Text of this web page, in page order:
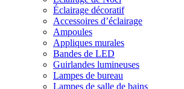
Éclairage décoratif
Accessoires d’éclairage
Ampoules
Appliques murales
Bandes de LED
Guirlandes lumineuses
Lampes de bureau
Lampes de salle de bains